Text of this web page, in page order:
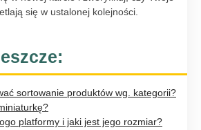
się w ustalonej kolejności.
sortowanie produktów wg. kategorii?
platformy i jaki jest jego rozmiar?